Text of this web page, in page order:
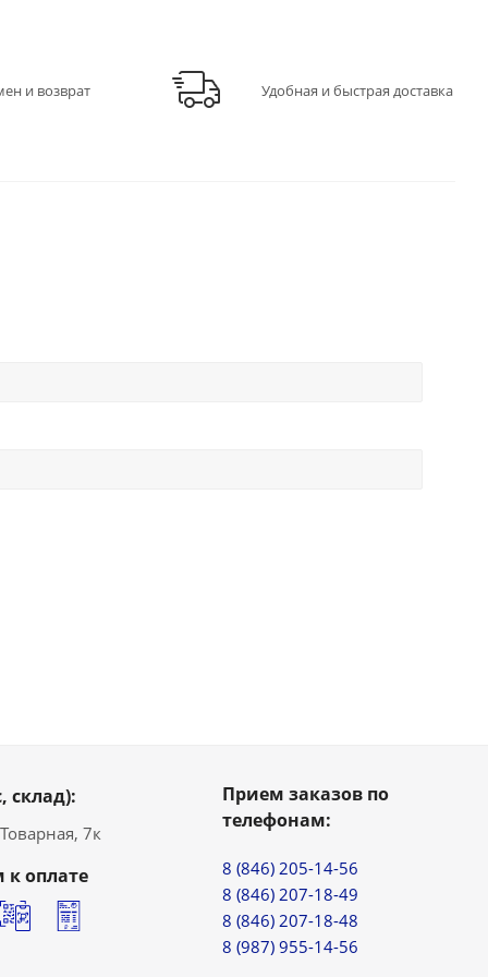
и возврат Удобная и быстрая доставка
склад):
7к
оплате
Прием заказов по
телефонам:
8 (846) 205-14-56
8 (846) 207-18-49
8 (846) 207-18-48
8 (987) 955-14-56